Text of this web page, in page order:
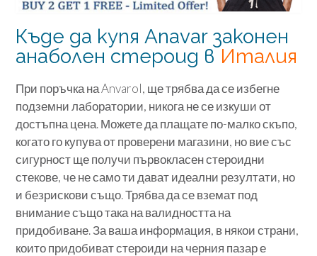
Къде да купя Anavar законен
анаболен стероид в Италия
При поръчка на Anvarol, ще трябва да се избегне
подземни лаборатории, никога не се изкуши от
достъпна цена. Можете да плащате по-малко скъпо,
когато го купува от проверени магазини, но вие със
сигурност ще получи първокласен стероидни
стекове, че не само ти дават идеални резултати, но
и безрискови също. Трябва да се вземат под
внимание също така на валидността на
придобиване. За ваша информация, в някои страни,
които придобиват стероиди на черния пазар е